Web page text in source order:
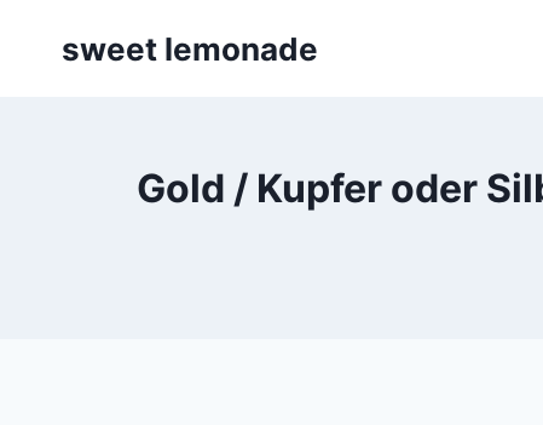
sweet lemonade
Gold / Kupfer oder